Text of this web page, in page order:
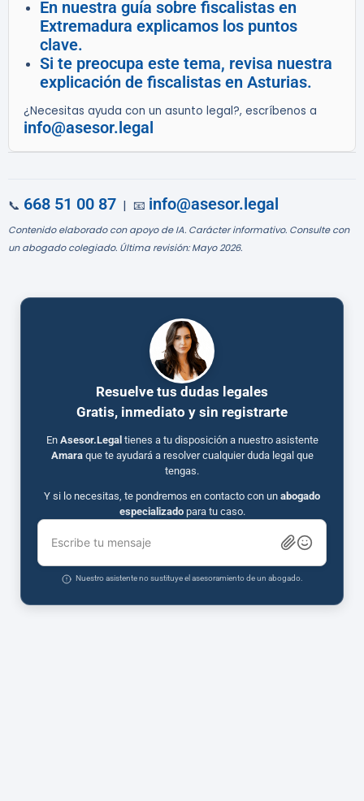
En nuestra guía sobre fiscalistas en
Extremadura explicamos los puntos
clave.
Si te preocupa este tema, revisa nuestra
explicación de fiscalistas en Asturias.
¿Necesitas ayuda con un asunto legal?, escríbenos a
info@asesor.legal
📞 668 51 00 87 | 📧 info@asesor.legal
Contenido elaborado con apoyo de IA. Carácter informativo. Consulte con
un abogado colegiado. Última revisión: Mayo 2026.
Resuelve tus dudas legales
Gratis, inmediato y sin registrarte
En Asesor.Legal tienes a tu disposición a nuestro asistente
Amaraque te ayudará a resolver cualquier duda legal que
tengas.
Y si lo necesitas, te pondremos en contacto con un abogado
especializadopara tu caso.
Escribe tu mensaje
Nuestro asistente no sustituye el asesoramiento de un abogado.